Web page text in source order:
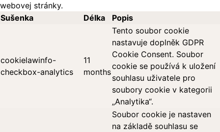
webovej stránky.
Sušenka
Délka Popis
cookielawinfo-
checkbox-analytics
11
months
Tento soubor cookie
nastavuje doplněk GDPR
Cookie Consent. Soubor
cookie se používá k uložení
souhlasu uživatele pro
soubory cookie v kategorii
„Analytika“.
Soubor cookie je nastaven
na základě souhlasu se